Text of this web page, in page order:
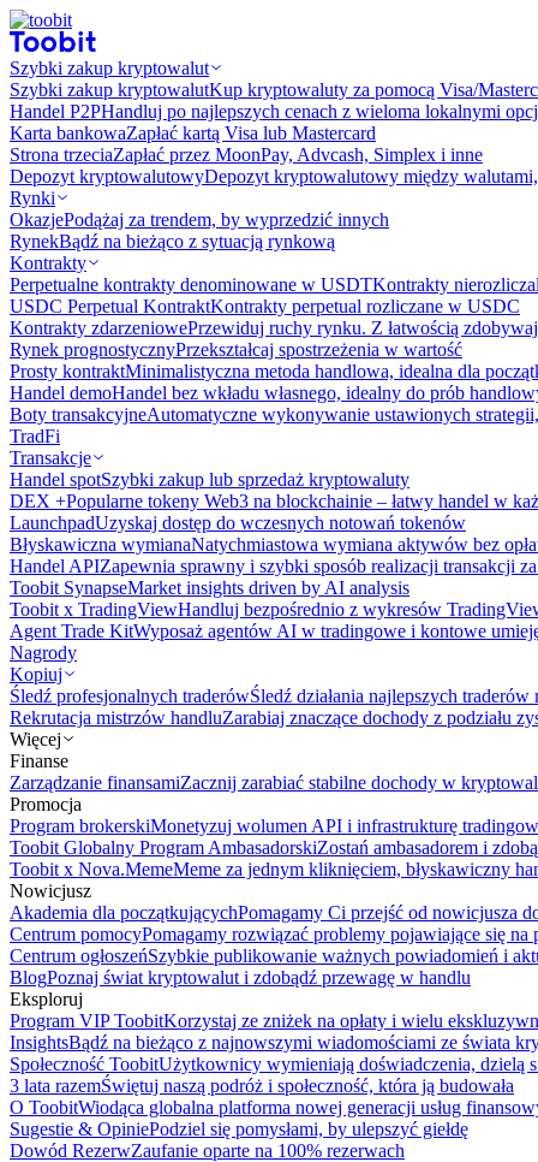
Szybki zakup kryptowalut
Szybki zakup kryptowalutKup kryptowaluty za pomocą Visa/
Handel P2PHandluj po najlepszych cenach z wieloma lokalnymi
Karta bankowaZapłać kartą Visa lub Mastercard
Strona trzeciaZapłać przez MoonPay, Advcash, Simplex i inne
Depozyt kryptowalutowyDepozyt kryptowalutowy między
Rynki
OkazjePodążaj za trendem, by wyprzedzić innych
RynekBądź na bieżąco z sytuacją rynkową
Kontrakty
Perpetualne kontrakty denominowane w USDTKontrakty
USDC Perpetual KontraktKontrakty perpetual rozliczane w USDC
Kontrakty zdarzeniowePrzewiduj ruchy rynku. Z łatwością
Rynek prognostyczny​​Przekształcaj spostrzeżenia w wartość
Prosty kontraktMinimalistyczna metoda handlowa, idealna dla
Handel demoHandel bez wkładu własnego, idealny do prób
Boty transakcyjneAutomatyczne wykonywanie ustawionych
TradFi
Transakcje
Handel spotSzybki zakup lub sprzedaż kryptowaluty
DEX +Popularne tokeny Web3 na blockchainie – łatwy handel w
LaunchpadUzyskaj dostęp do wczesnych notowań tokenów
Błyskawiczna wymianaNatychmiastowa wymiana aktywów bez
Handel APIZapewnia sprawny i szybki sposób realizacji transakcji
Toobit SynapseMarket insights driven by AI analysis
Toobit x TradingViewHandluj bezpośrednio z wykresów
Agent Trade KitWyposaż agentów AI w tradingowe i kontowe
Nagrody
Kopiuj
Śledź profesjonalnych traderówŚledź działania najlepszych traderów
Rekrutacja mistrzów handluZarabiaj znaczące dochody z podziału
Więcej
Finanse
Zarządzanie finansamiZacznij zarabiać stabilne dochody w
Promocja
Program brokerskiMonetyzuj wolumen API i infrastrukturę
Toobit Globalny Program AmbasadorskiZostań ambasadorem i
Toobit x Nova.MemeMeme za jednym kliknięciem, błyskawiczny
Nowicjusz
Akademia dla początkującychPomagamy Ci przejść od nowicjusza
Centrum pomocyPomagamy rozwiązać problemy pojawiające się na
Centrum ogłoszeńSzybkie publikowanie ważnych powiadomień i
BlogPoznaj świat kryptowalut i zdobądź przewagę w handlu
Eksploruj
Program VIP ToobitKorzystaj ze zniżek na opłaty i wielu
InsightsBądź na bieżąco z najnowszymi wiadomościami ze świata
Społeczność ToobitUżytkownicy wymieniają doświadczenia, dzielą
3 lata razemŚwiętuj naszą podróż i społeczność, która ją budowała
O ToobitWiodąca globalna platforma nowej generacji usług
Sugestie & OpiniePodziel się pomysłami, by ulepszyć giełdę
Dowód RezerwZaufanie oparte na 100% rezerwach